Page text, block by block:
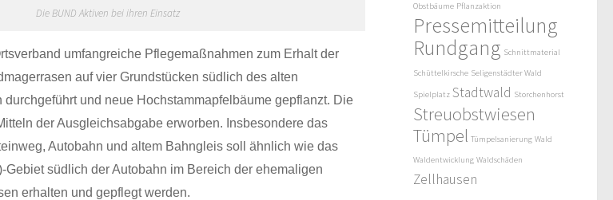
Die BUND Aktiven bei ihren Einsatz
umfangreiche Pflegemaßnahmen zum Erhalt der
auf vier Grundstücken südlich des alten
und neue Hochstammapfelbäume gepflanzt. Die
der Ausgleichsabgabe erworben. Insbesondere das
Autobahn und altem Bahngleis soll ähnlich wie das
Gebiet südlich der Autobahn im Bereich der ehemaligen
erhalten und gepflegt werden.
Obstbäume Pflanzaktion
Pressemitteilung
Rundgang Schnittmaterial
Schüttelkirsche Seligenstädter Wald
Spielplatz Stadtwald Storchenhorst
Streuobstwiesen
Tümpel Tümpelsanierung Wald
Waldentwicklung Waldschäden
Zellhausen